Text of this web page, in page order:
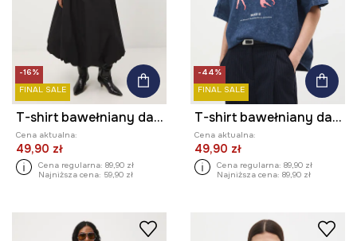
-16%
FINAL SALE
T-shirt bawełniany damski z kolekcji Eviva L'arte
Cena aktualna:
49,90 zł
Cena regularna: 89,90 zł
Najniższa cena: 59,90 zł
-44%
FINAL SALE
T-shirt bawełniany damski z kolekcji Eviva L'arte
Cena aktualna:
49,90 zł
Cena regularna: 89,90 zł
Najniższa cena: 89,90 zł